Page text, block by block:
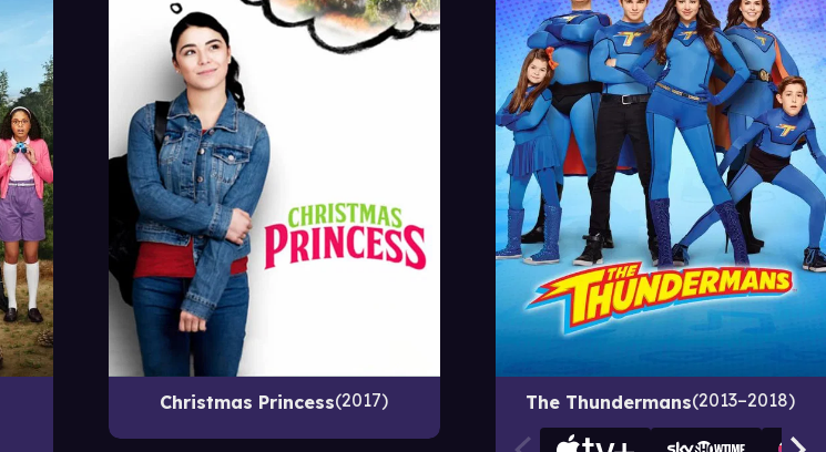
Christmas Princess 2017 The Thundermans 2013–2018